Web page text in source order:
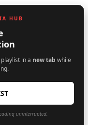
HUB
in a new tab while
uninterrupted.